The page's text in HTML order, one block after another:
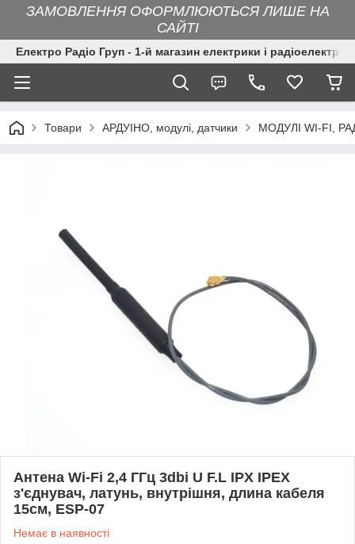
ЗАМОВЛЕННЯ ОФОРМЛЮЮТЬСЯ ЛИШЕ НА
САЙТІ
Електро Радіо Груп - 1-й магазин електрики і
Товари АРДУІНО, модулі, датчики МОДУЛІ WI-FI,
Антена Wi-Fi 2,4 ГГц 3dbi U F.L IPX IPEX
з'єднувач, латунь, внутрішня, длина кабеля
15см, ESP-07
Немає в наявності